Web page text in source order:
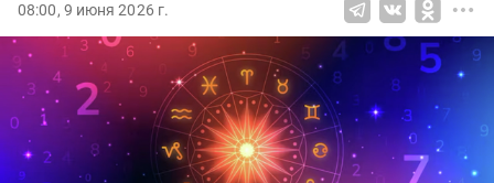
08:00, 9 июня 2026 г.